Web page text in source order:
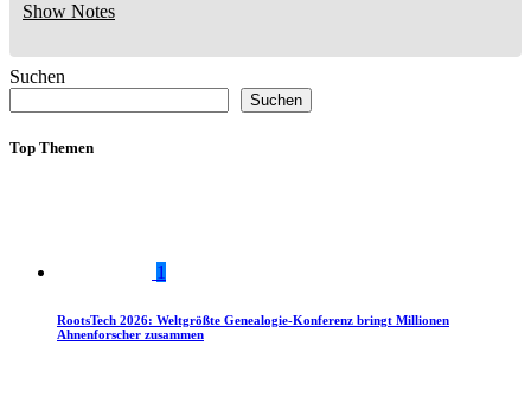
Show Notes
Suchen
Suchen
Top Themen
1
RootsTech 2026: Weltgrößte Genealogie-Konferenz bringt Millionen
Ahnenforscher zusammen